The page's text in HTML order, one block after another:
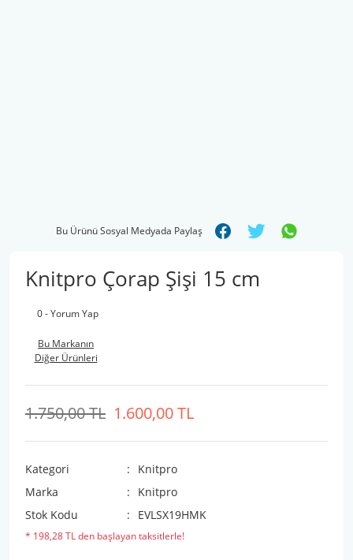
Bu Ürünü Sosyal Medyada Paylaş
Knitpro Çorap Şişi 15 cm
0 - Yorum Yap
Bu Markanın
Diğer Ürünleri
1.600,00 TL
1.750,00 TL
Kategori
Knitpro
Marka
Knitpro
Stok Kodu
EVLSX19HMK
* 198,28 TL den başlayan taksitlerle!